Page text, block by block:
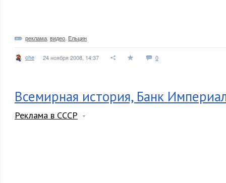
реклама видео Ельцин
che 24 ноября 2008, 14:37 0
Всемирная история, Банк
Реклама в СССР